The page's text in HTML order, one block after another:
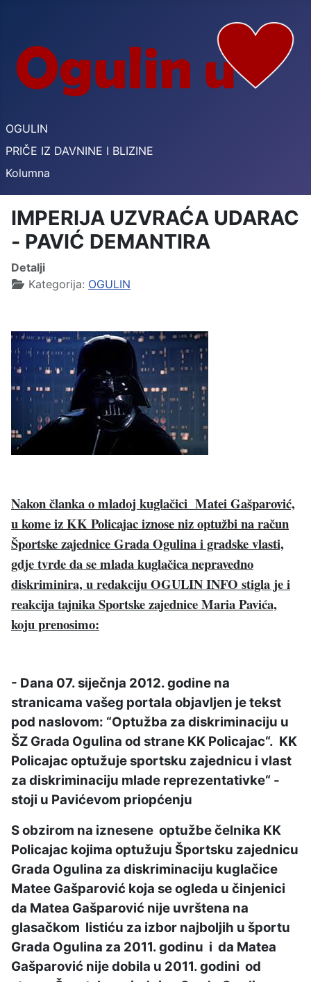
OGULIN
PRIČE IZ DAVNINE I BLIZINE
Kolumna
IMPERIJA UZVRAĆA UDARAC
- PAVIĆ DEMANTIRA
Detalji
Kategorija: OGULIN
Nakon članka o mladoj kuglačici Matei Gašparović,
u kome iz KK Policajac iznose niz optužbi na račun
Športske zajednice Grada Ogulina i gradske vlasti,
gdje tvrde da se mlada kuglačica nepravedno
diskriminira, u redakciju OGULIN INFO stigla je i
reakcija tajnika Sportske zajednice Maria Pavića,
koju prenosimo:
- Dana 07. siječnja 2012. godine na
stranicama vašeg portala objavljen je tekst
pod naslovom: “Optužba za diskriminaciju u
ŠZ Grada Ogulina od strane KK Policajac“. KK
Policajac optužuje sportsku zajednicu i vlast
za diskriminaciju mlade reprezentativke“ -
stoji u Pavićevom priopćenju
S obzirom na iznesene optužbe čelnika KK
Policajac kojima optužuju Športsku zajednicu
Grada Ogulina za diskriminaciju kuglačice
Matee Gašparović koja se ogleda u činjenici
da Matea Gašparović nije uvrštena na
glasačkom listiću za izbor najboljih u športu
Grada Ogulina za 2011. godinu i da Matea
Gašparović nije dobila u 2011. godini od